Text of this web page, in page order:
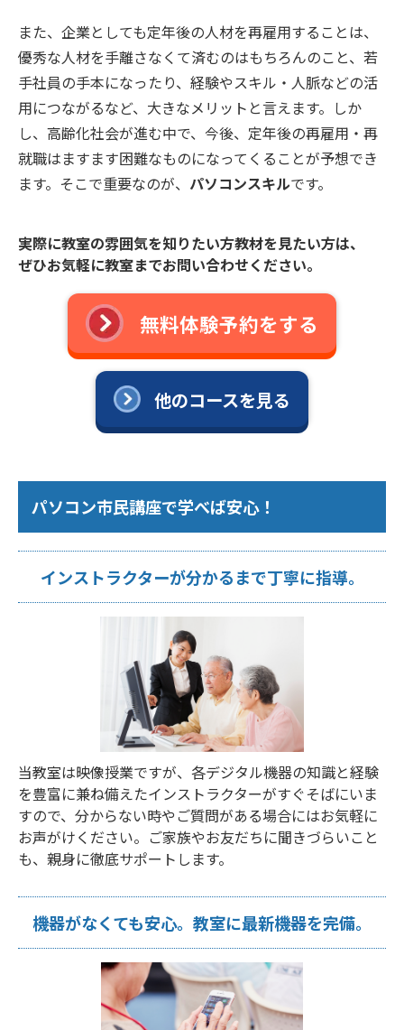
また、企業としても定年後の人材を再雇用することは、
優秀な人材を手離さなくて済むのはもちろんのこと、若
手社員の手本になったり、経験やスキル・人脈などの活
用につながるなど、大きなメリットと言えます。しか
し、高齢化社会が進む中で、今後、定年後の再雇用・再
就職はますます困難なものになってくることが予想でき
ます。そこで重要なのが、 パソコンスキルです。
実際に教室の雰囲気を知りたい方教材を見たい方は、
ぜひお気軽に教室までお問い合わせください。
無料体験予約をする
他のコースを見る
パソコン市民講座で学べば安心！
インストラクターが分かるまで丁寧に指導。
当教室は映像授業ですが、各デジタル機器の知識と経験
を豊富に兼ね備えたインストラクターがすぐそばにいま
すので、分からない時やご質問がある場合にはお気軽に
お声がけください。ご家族やお友だちに聞きづらいこと
も、親身に徹底サポートします。
機器がなくても安心。教室に最新機器を完備。